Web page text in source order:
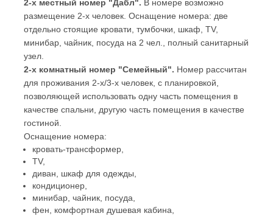
2-х местный номер "Дабл". В номере возможно
размещение 2-х человек. Оснащение номера: две
отдельно стоящие кровати, тумбочки, шкаф, TV,
минибар, чайник, посуда на 2 чел., полный санитарный
узел.
2-х комнатный номер "Семейный". Номер рассчитан
для проживания 2-х/3-х человек, с планировкой,
позволяющей использовать одну часть помещения в
качестве спальни, другую часть помещения в качестве
гостиной.
Оснащение номера:
кровать-трансформер,
TV,
диван, шкаф для одежды,
кондиционер,
минибар, чайник, посуда,
фен, комфортная душевая кабина,